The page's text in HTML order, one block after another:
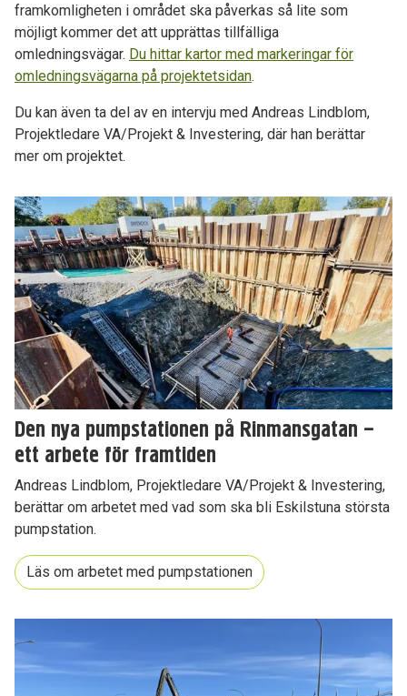
framkomligheten i området ska påverkas så lite som
möjligt kommer det att upprättas tillfälliga
omledningsvägar. Du hittar kartor med markeringar för
omledningsvägarna på projektetsidan.
Du kan även ta del av en intervju med Andreas Lindblom,
Projektledare VA/Projekt & Investering, där han berättar
mer om projektet.
Den nya pumpstationen på Rinmansgatan –
ett arbete för framtiden
Andreas Lindblom, Projektledare VA/Projekt & Investering,
berättar om arbetet med vad som ska bli Eskilstuna största
pumpstation.
Läs om arbetet med pumpstationen